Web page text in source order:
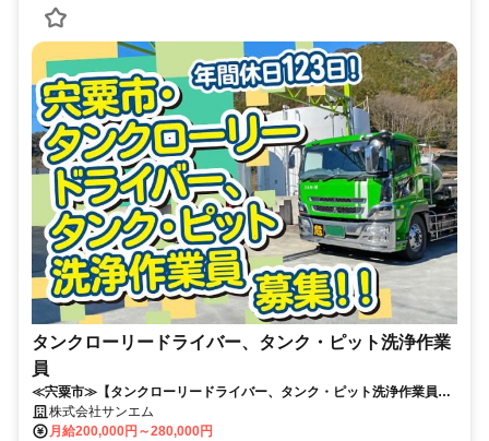
タンクローリードライバー、タンク・ピット洗浄作業
員
≪宍粟市≫【タンクローリードライバー、タンク・ピット洗浄作業員】
経験不問◎30～70代男性活躍中！
株式会社サンエム
月給200,000円～280,000円